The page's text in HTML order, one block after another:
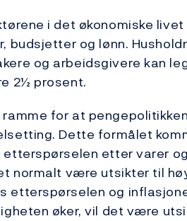
i det økonomiske
budsjetter og lønn.
og arbeidsgivere kan
2½ prosent.
for at
Dette formålet
etterspørselen etter varer
normalt være utsikter til
etterspørselen og
øker, vil det være